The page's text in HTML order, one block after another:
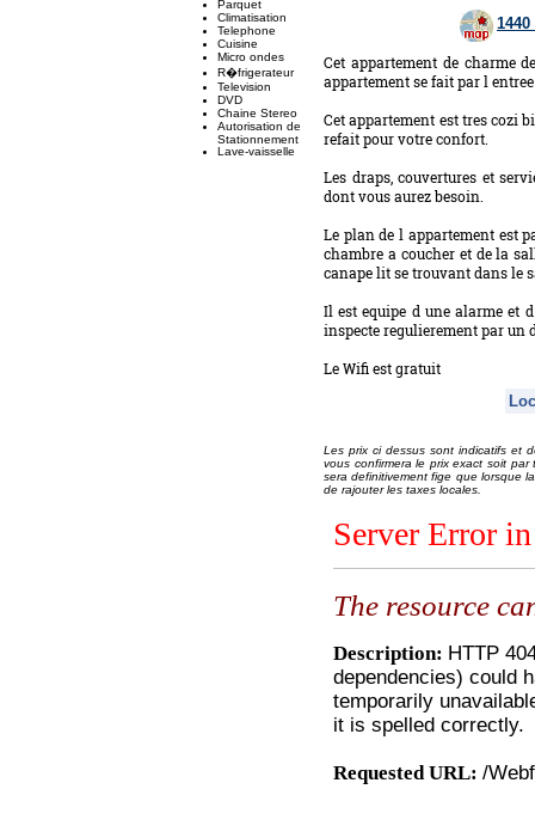
Parquet
Climatisation
Telephone
Cuisine
Micro ondes
R�frigerateur
Television
DVD
Chaine Stereo
Autorisation de
Stationnement
Lave-vaisselle
Cet appartement de charme
appartement se fait par l
Cet appartement est tres cozi
refait pour votre confort.
Les draps, couvertures et
dont vous aurez besoin.
Le plan de l appartement est
chambre a coucher et de la
canape lit se trouvant dans le
Il est equipe d une alarme et
inspecte regulierement par un
Le Wifi est gratuit
Les prix ci dessus sont indicatifs et
vous confirmera le prix exact soit
sera definitivement fige que lorsque
de rajouter les taxes locales.